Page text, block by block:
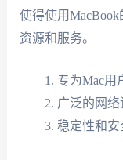
使得使用
资源和服务。
专为Mac用
广泛的网络
稳定性和安